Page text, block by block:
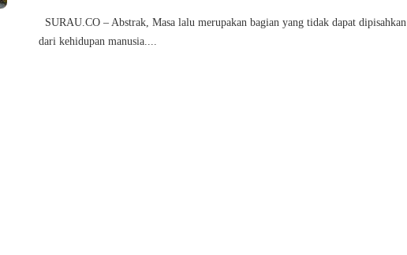
SURAU.CO – Abstrak, Masa lalu merupakan bagian yang tidak dapat dipisahkan
dari kehidupan manusia....